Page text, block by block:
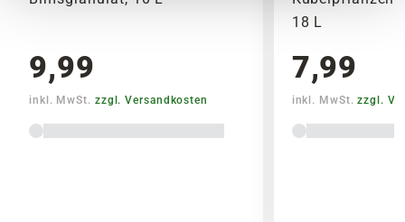
Topf oder dem Topfvolumen.
9,99
inkl. MwSt. zzgl. Versandkosten
18 L
7,99
inkl. MwSt.zzgl.